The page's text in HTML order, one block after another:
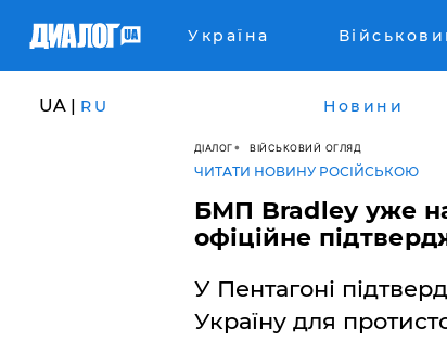
Україна
UA | RU Новини
ДІАЛОГ ВІЙСЬКОВИЙ ОГЛЯД
ЧИТАТИ НОВИНУ РОСІЙСЬКОЮ
БМП Bradley уже
офіційне
У Пентагоні
Україну для